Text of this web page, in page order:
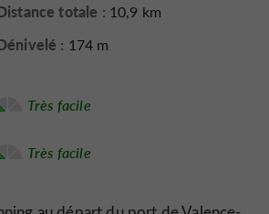
totale : 10,9 km
: 174 m
Très facile
Très facile